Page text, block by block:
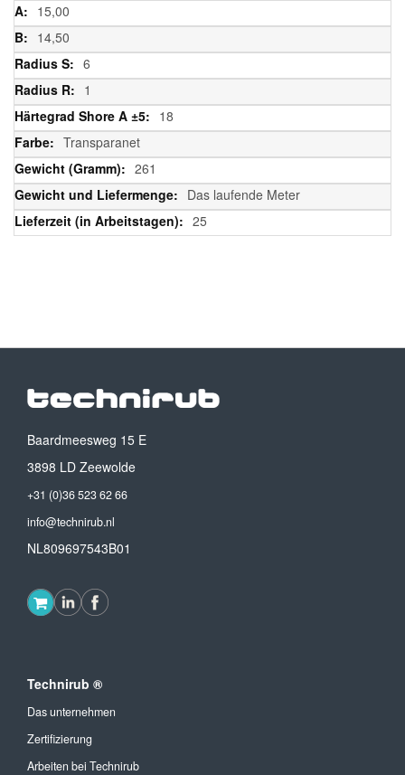
15,00
14,50
6
1
18
Transparanet
261
Das laufende Meter
25
Baardmeesweg 15 E
3898 LD Zeewolde
+31 (0)36 523 62 66
info@technirub.nl
NL809697543B01
Technirub ®
Das unternehmen
Zertifizierung
Arbeiten bei Technirub